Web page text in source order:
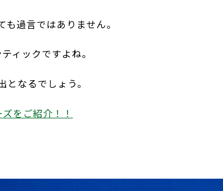
過言ではありません。
ィックですよね。
なるでしょう。
をご紹介！！